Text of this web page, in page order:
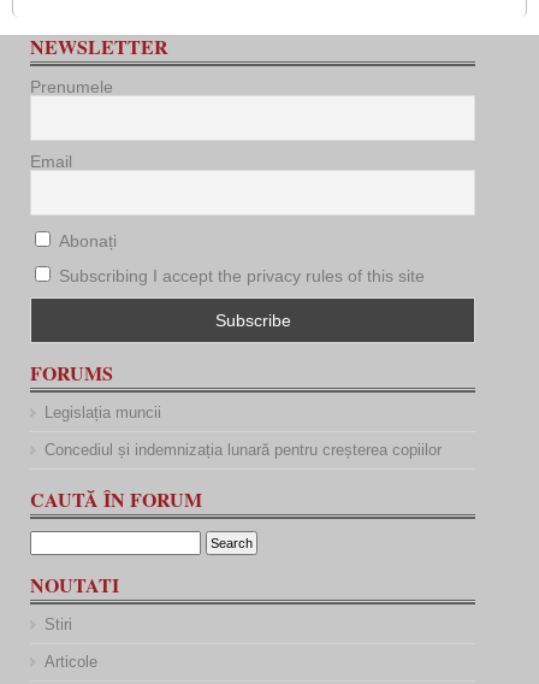
NEWSLETTER
Prenumele
Email
Abonați
Subscribing I accept the privacy rules of this site
FORUMS
Legislația muncii
Concediul și indemnizația lunară pentru creșterea copiilor
CAUTĂ ÎN FORUM
NOUTATI
Stiri
Articole